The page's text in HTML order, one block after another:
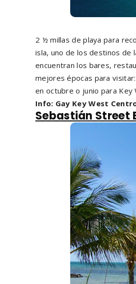
2 ½ millas de playa para
isla, uno de los destinos de
encuentran los bares,
mejores épocas para
en octubre o junio para Key
Info: Gay Key West
Sebastián Street